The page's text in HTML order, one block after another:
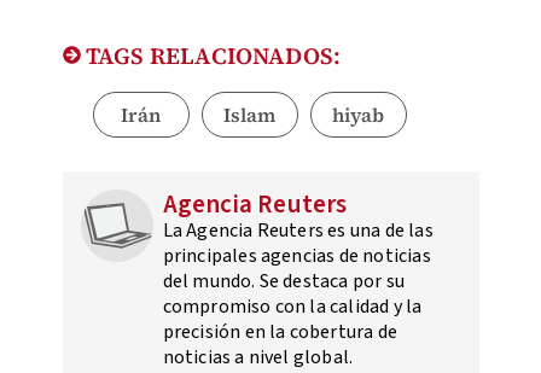
TAGS RELACIONADOS:
Irán Islam hiyab
Agencia Reuters
La Agencia Reuters es una de las
principales agencias de noticias
del mundo. Se destaca por su
compromiso con la calidad y la
precisión en la cobertura de
noticias a nivel global.